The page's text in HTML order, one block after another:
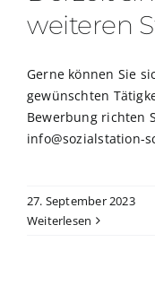
weiteren
Gerne können Sie
gewünschten
Bewerbung richten
info@sozialstation-
27. September 2023
Weiterlesen